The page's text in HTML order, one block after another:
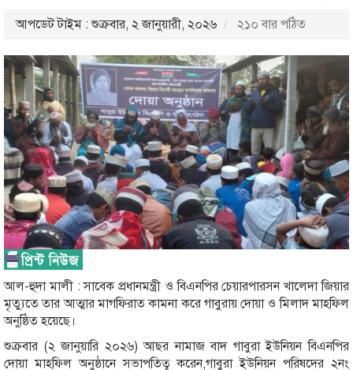
আপডেট টাইম : শুক্রবার, ২ জানুয়ারী, ২০২৬ ২১০ বার পঠিত
আল-হুদা মালী : সাবেক প্রধানমন্ত্রী ও বিএনপির চেয়ারপারসন খালেদা জিয়ার
মৃত্যুতে তার আত্মার মাগফিরাত কামনা করে গাবুরায় দোয়া ও মিলাদ মাহফিল
অনুষ্ঠিত হয়েছে।
শুক্রবার (২ জানুয়ারি ২০২৬) আছর নামাজ বাদ গাবুরা ইউনিয়ন বিএনপির
দোয়া মাহফিল অনুষ্ঠানে সভাপতিত্ব করেন,গাবুরা ইউনিয়ন পরিষদের ২নং